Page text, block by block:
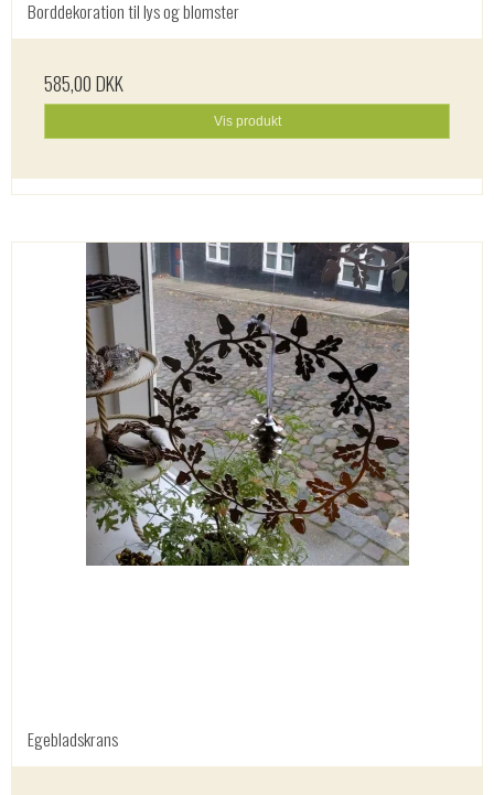
Borddekoration til lys og blomster
585,00 DKK
Vis produkt
Egebladskrans